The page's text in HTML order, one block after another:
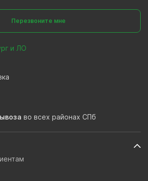
Перезвоните мне
и ЛО
во всех районах СПб